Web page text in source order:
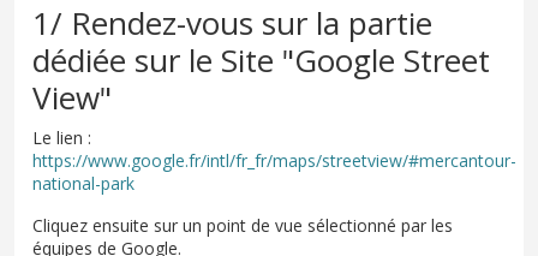
1/ Rendez-vous sur la partie
dédiée sur le Site "Google Street
View"
Le lien :
https://www.google.fr/intl/fr_fr/maps/streetview/#mercantour-
national-park
Cliquez ensuite sur un point de vue sélectionné par les
équipes de Google.